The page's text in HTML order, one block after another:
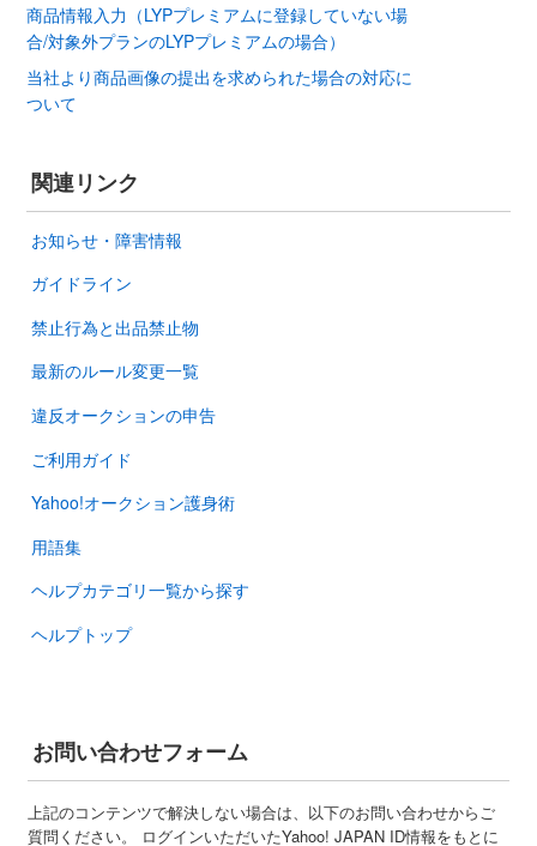
商品情報入力（LYPプレミアムに登録していない場
合/対象外プランのLYPプレミアムの場合）
当社より商品画像の提出を求められた場合の対応に
ついて
関連リンク
お知らせ・障害情報
ガイドライン
禁止行為と出品禁止物
最新のルール変更一覧
違反オークションの申告
ご利用ガイド
Yahoo!オークション護身術
用語集
ヘルプカテゴリ一覧から探す
ヘルプトップ
お問い合わせフォーム
上記のコンテンツで解決しない場合は、以下のお問い合わせからご
質問ください。 ログインいただいたYahoo! JAPAN ID情報をもとに